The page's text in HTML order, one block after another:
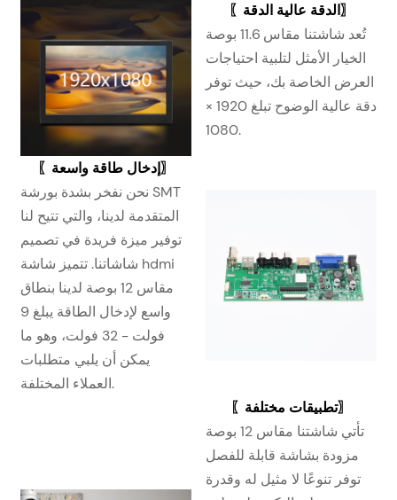
〖الدقة عالية الدقة〗
تُعد شاشتنا مقاس 11.6 بوصة
الخيار الأمثل لتلبية احتياجات
العرض الخاصة بك، حيث توفر
دقة عالية الوضوح تبلغ 1920 ×
1080.
〖إدخال طاقة واسعة〗
نحن نفخر بشدة بورشة SMT
المتقدمة لدينا، والتي تتيح لنا
توفير ميزة فريدة في تصميم
شاشاتنا. تتميز شاشة hdmi
مقاس 12 بوصة لدينا بنطاق
واسع لإدخال الطاقة يبلغ 9
فولت - 32 فولت، وهو ما
يمكن أن يلبي متطلبات
العملاء المختلفة.
〖تطبيقات مختلفة〗
تأتي شاشتنا مقاس 12 بوصة
مزودة بشاشة قابلة للفصل
توفر تنوعًا لا مثيل له وقدرة